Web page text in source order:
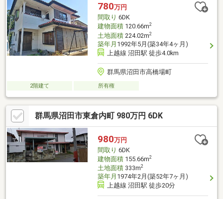
780万円
間取り 6DK
建物面積120.66m2
土地面積224.02m2
築年月 1992年5月(築34年4ヶ月)
上越線 沼田駅 徒歩4.0km
群馬県沼田市高橋場町
2階建て 所有権
群馬県沼田市東倉内町 980万円 6DK
980万円
間取り 6DK
建物面積155.66m2
土地面積333m2
築年月 1974年2月(築52年7ヶ月)
上越線 沼田駅 徒歩20分